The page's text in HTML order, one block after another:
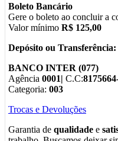
Boleto Bancário
Gere o boleto ao concluir a
Valor mínimo R$ 125,00
Depósito ou Transferência:
BANCO INTER (077)
Agência 0001| C.C:
Categoria: 003
Trocas e Devoluções
Garantia de qualidade e